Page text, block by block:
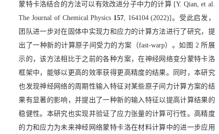
蒙特卡洛结合的方法可以有效改进分子中力的计算[Y. Qian,et al.
The Journal of Chemical Physics 157, 164104 (2022)] 。受此启发，
团队进一步对在固体中实现力和应力的计算方法进行了研究，提
出了一种新的计算原子间受力的方案（fast-warp）。如图 2 所展
示的，该方法相比于之前的各种方案，在神经网络变分蒙特卡洛
框架中，能够以更高的效率获得更高精度的结果。同时，本研究
也发现神经网络的周期性输入特征对某些原子间力计算方案的结
果有显著的影响，并提出了一种新的输入特征以提高计算结果的
稳健性。本研究也实现并验证了应力张量的计算可行性。高精度
的力和应力为未来神经网络蒙特卡洛在材料计算中的进一步应用